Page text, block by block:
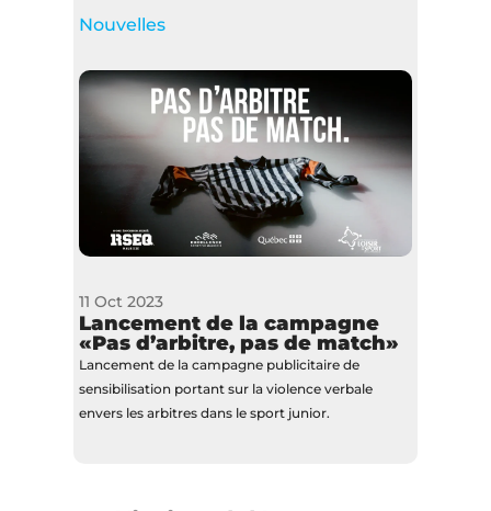
Nouvelles
11 Oct 2023
Lancement de la campagne
«Pas d’arbitre, pas de match»
Lancement de la campagne publicitaire de
sensibilisation portant sur la violence verbale
envers les arbitres dans le sport junior.